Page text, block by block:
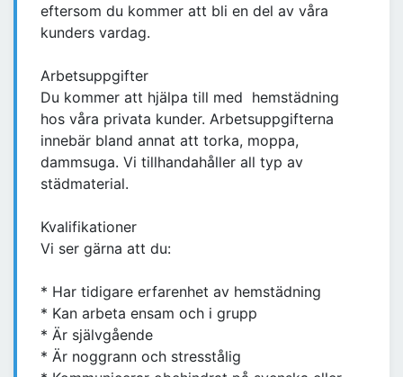
eftersom du kommer att bli en del av våra
kunders vardag.
Arbetsuppgifter
Du kommer att hjälpa till med hemstädning
hos våra privata kunder. Arbetsuppgifterna
innebär bland annat att torka, moppa,
dammsuga. Vi tillhandahåller all typ av
städmaterial.
Kvalifikationer
Vi ser gärna att du:
* Har tidigare erfarenhet av hemstädning
* Kan arbeta ensam och i grupp
* Är självgående
* Är noggrann och stresstålig